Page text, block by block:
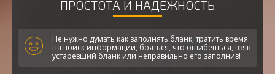
ПРОСТОТА И НАДЕЖНОСТЬ
Не нужно думать как заполнять бланк, тратить время
на поиск информации, бояться, что ошибешься, взяв
устаревший бланк или неправильно его заполнив!